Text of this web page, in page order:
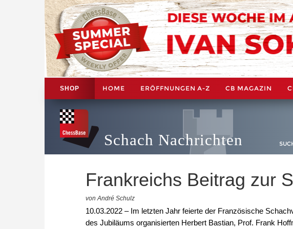
SHOP HOME ERÖFFNUNGEN A-Z CB MAGAZIN
Schach Nachrichten
Frankreichs Beitrag zur
von André Schulz
10.03.2022 – Im letzten Jahr feierte der Französische
des Jubiläums organisierten Herbert Bastian, Prof. Frank